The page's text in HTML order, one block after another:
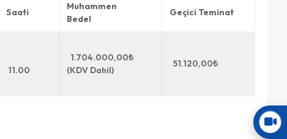
Saati
Muhammen
Bedel
Geçici Teminat
11.00
1.704.000,00₺
(KDV Dahil)
51.120,00₺